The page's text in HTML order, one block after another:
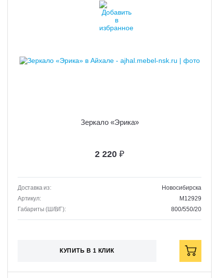
Зеркало «Эрика»
2 220 ₽
Доставка из:
Новосибирска
Артикул:
M12929
Габариты (Ш/В/Г):
800/550/20
КУПИТЬ В 1 КЛИК